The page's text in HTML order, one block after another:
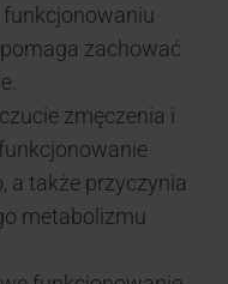
zachować
zmęczenia i
a także przyczynia
metabolizmu